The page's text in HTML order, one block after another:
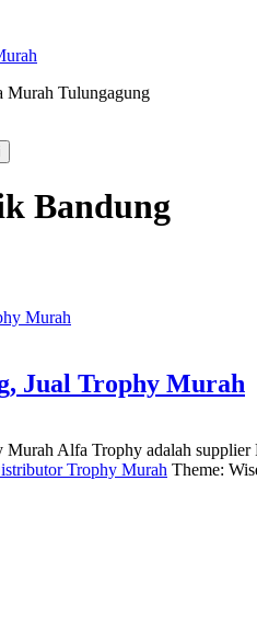
Murah Tulungagung
Bandung
Jual Trophy Murah
Murah Alfa Trophy adalah
Trophy Murah Theme: